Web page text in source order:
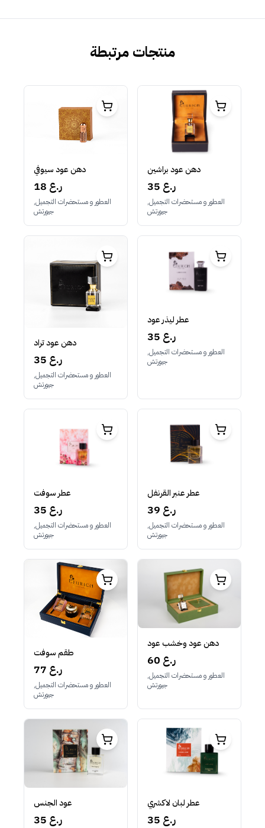
منتجات مرتبطة
دهن عود سيوفي
18 ر.ع
العطور و مستحضرات التجميل,
جيورتش
دهن عود براشين
35 ر.ع
العطور و مستحضرات التجميل,
جيورتش
دهن عود تراد
35 ر.ع
العطور و مستحضرات التجميل,
جيورتش
عطر ليذر عود
35 ر.ع
العطور و مستحضرات التجميل,
جيورتش
عطر سوفت
35 ر.ع
العطور و مستحضرات التجميل,
جيورتش
عطر عنبر القرنفل
39 ر.ع
العطور و مستحضرات التجميل,
جيورتش
طقم سوفت
77 ر.ع
العطور و مستحضرات التجميل,
جيورتش
دهن عود وخشب عود
60 ر.ع
العطور و مستحضرات التجميل,
جيورتش
عود الجنس
35 ر.ع
عطر لبان لاكشري
35 ر.ع